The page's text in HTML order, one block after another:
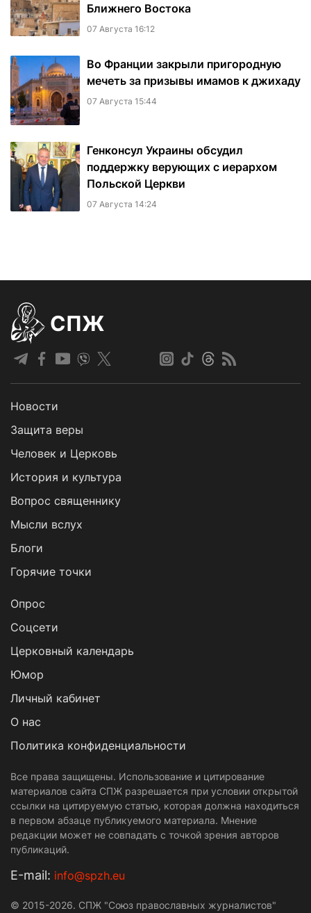
Ближнего Востока
07 Августа 16:12
Во Франции закрыли пригородную
мечеть за призывы имамов к джихаду
07 Августа 15:44
Генконсул Украины обсудил
поддержку верующих с иерархом
Польской Церкви
07 Августа 14:24
СПЖ
Новости
Защита веры
Человек и Церковь
История и культура
Вопрос священнику
Мысли вслух
Блоги
Горячие точки
Опрос
Cоцсети
Церковный календарь
Юмор
Личный кабинет
О нас
Политика конфиденциальности
Все права защищены. Использование и цитирование
материалов сайта СПЖ разрешается при условии открытой
ссылки на цитируемую статью, которая должна находиться
в первом абзаце публикуемого материала. Мнение
редакции может не совпадать с точкой зрения авторов
публикаций.
Е-mail: info@spzh.eu
© 2015-2026. СПЖ "Союз православных журналистов"